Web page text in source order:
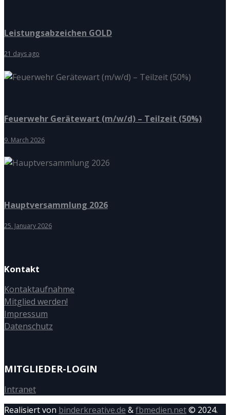
Leistungsabzeichen GOLD
21 days ago
Feuerwehr Gerätewart (m/w/d) – Teilzeit (50%)
9. March 2026
Hauptversammlung 2026
25. January 2026
Kontakt
Kontaktaufnahme
Mitglied werden!
Impressum
Datenschutz
MITGLIEDER-LOGIN
Intranet
Realisiert von binderkreative.de &fbmedien.net© 2024.